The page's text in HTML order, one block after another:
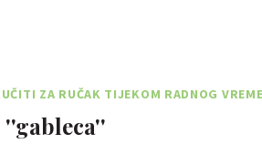
ZA RUČAK TIJEKOM RADNOG